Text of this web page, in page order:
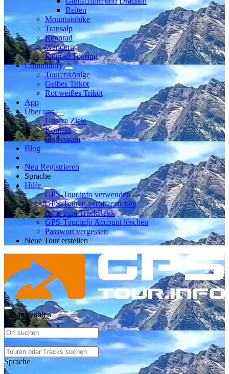
Reiten
Mountainbike
Transalp
Rennrad
Wandern
Fahrrad Touring
Community
Tourenkönige
Gelbes Trikot
Rot weißes Trikot
App
Über uns
Unsere Ziele
Kontakt
Impressum
Blog
Neu Registrieren
Sprache
Hilfe
GPS-Tour.info verwenden
GPS-Touren veröffentlichen
Infos zum TrackRank
GPS-Tour.info Account löschen
Passwort vergessen
Neue Tour erstellen
Ort auswählen
Sprache